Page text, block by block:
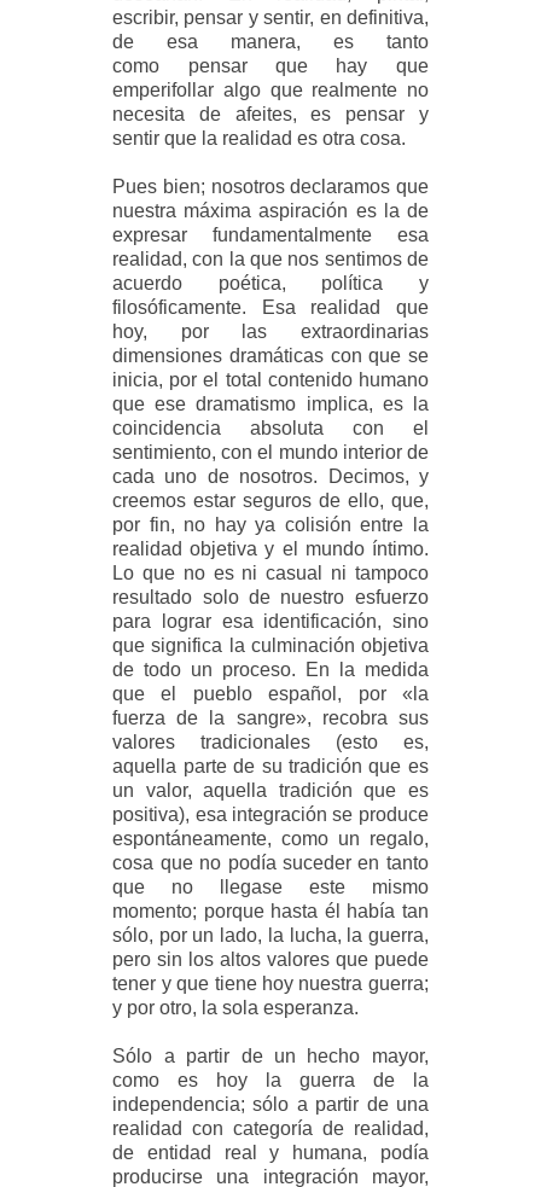
escribir, pensar y sentir, en definitiva,
de esa manera, es tanto
como pensar que hay que
emperifollar algo que realmente no
necesita de afeites, es pensar y
sentir que la realidad es otra cosa.
Pues bien; nosotros declaramos que
nuestra máxima aspiración es la de
expresar fundamentalmente esa
realidad, con la que nos sentimos de
acuerdo poética, política y
filosóficamente. Esa realidad que
hoy, por las extraordinarias
dimensiones dramáticas con que se
inicia, por el total contenido humano
que ese dramatismo implica, es la
coincidencia absoluta con el
sentimiento, con el mundo interior de
cada uno de nosotros. Decimos, y
creemos estar seguros de ello, que,
por fin, no hay ya colisión entre la
realidad objetiva y el mundo íntimo.
Lo que no es ni casual ni tampoco
resultado solo de nuestro esfuerzo
para lograr esa identificación, sino
que significa la culminación objetiva
de todo un proceso. En la medida
que el pueblo español, por «la
fuerza de la sangre», recobra sus
valores tradicionales (esto es,
aquella parte de su tradición que es
un valor, aquella tradición que es
positiva), esa integración se produce
espontáneamente, como un regalo,
cosa que no podía suceder en tanto
que no llegase este mismo
momento; porque hasta él había tan
sólo, por un lado, la lucha, la guerra,
pero sin los altos valores que puede
tener y que tiene hoy nuestra guerra;
y por otro, la sola esperanza.
Sólo a partir de un hecho mayor,
como es hoy la guerra de la
independencia; sólo a partir de una
realidad con categoría de realidad,
de entidad real y humana, podía
producirse una integración mayor,